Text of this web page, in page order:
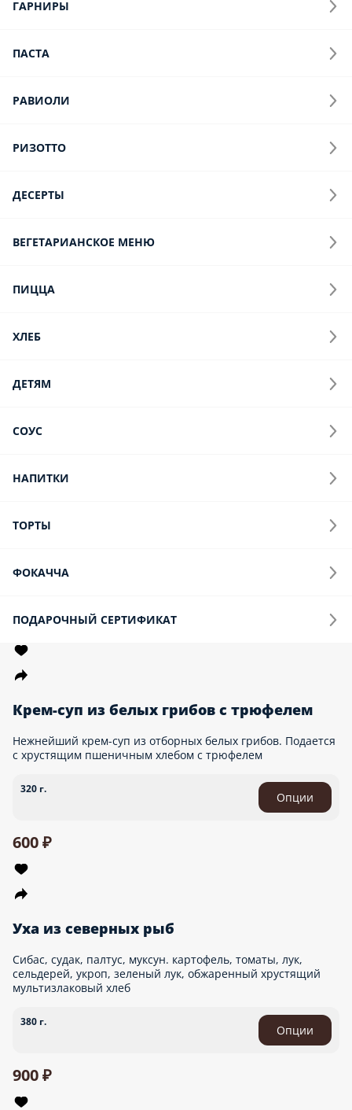
ГАРНИРЫ
ПАСТА
РАВИОЛИ
РИЗОТТО
ДЕСЕРТЫ
ВЕГЕТАРИАНСКОЕ МЕНЮ
ПИЦЦА
ХЛЕБ
ДЕТЯМ
СОУС
НАПИТКИ
ТОРТЫ
ФОКАЧЧА
ПОДАРОЧНЫЙ СЕРТИФИКАТ
Крем-суп из белых грибов с трюфелем
Нежнейший крем-суп из отборных белых грибов. Подается
с хрустящим пшеничным хлебом с трюфелем
320 г.
Опции
600 ₽
Уха из северных рыб
Сибас, судак, палтус, муксун. картофель, томаты, лук,
сельдерей, укроп, зеленый лук, обжаренный хрустящий
мультизлаковый хлеб
380 г.
Опции
900 ₽